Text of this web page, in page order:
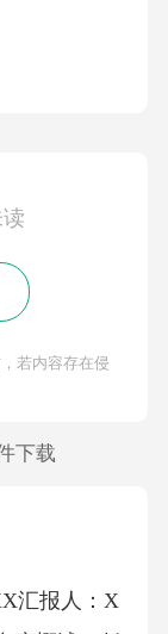
若内容存在侵
下载
汇报人：X